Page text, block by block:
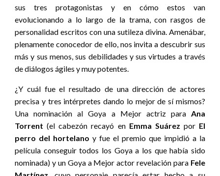
sus tres protagonistas y en cómo estos van
evolucionando a lo largo de la trama, con rasgos de
personalidad escritos con una sutileza divina. Amenábar,
plenamente conocedor de ello, nos invita a descubrir sus
más y sus menos, sus debilidades y sus virtudes a través
de diálogos ágiles y muy potentes.
¿Y cuál fue el resultado de una dirección de actores
precisa y tres intérpretes dando lo mejor de sí mismos?
Una nominación al Goya a Mejor actriz para Ana
Torrent (el cabezón recayó en Emma Suárez por El
perro del hortelano y fue el premio que impidió a la
película conseguir todos los Goya a los que había sido
nominada) y un Goya a Mejor actor revelación para Fele